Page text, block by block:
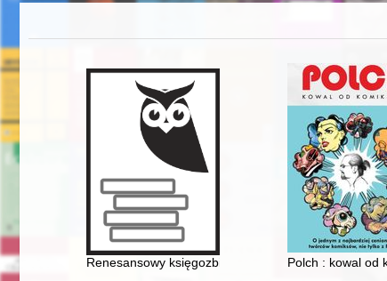
Renesansowy księgozbiór prymasa JakubaPolch : kowal od